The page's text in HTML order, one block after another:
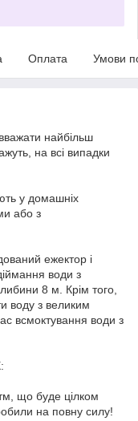
Оплата Умови
найбільш
на всі випадки
у домашніх
або з
ежектор і
води з
8 м. Крім того,
воду з великим
всмоктування води з
що буде цілком
на повну силу!